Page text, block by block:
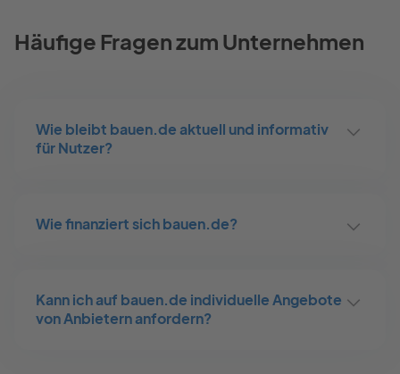
Häufige Fragen zum Unternehmen
Wie bleibt bauen.de aktuell und informativ
für Nutzer?
Wie finanziert sich bauen.de?
Kann ich auf bauen.de individuelle Angebote
von Anbietern anfordern?